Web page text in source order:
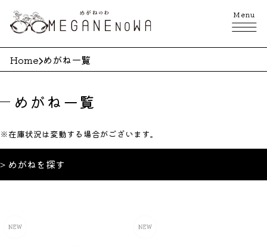
Menu
Home めがね一覧
めがね一覧
※在庫状況は変動する場合がございます。
> めがねを探す